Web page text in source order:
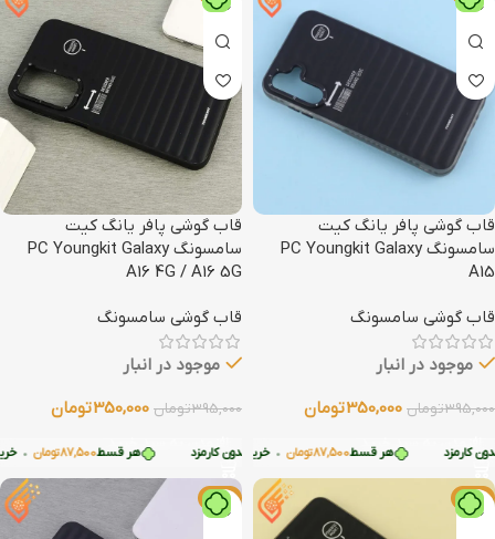
هر قسط87,500تومان • خرید قسطی با ترب‌پی بدون کارمزد کارمزد
قاب گوشی پافر یانگ کیت
سامسونگ PC Youngkit Galaxy
A15
قاب گوشی سامسونگ
موجود در انبار
395,000تومان 350,000تومان
افزودن به سبد خرید هر قسط87,500تومان • خرید هر قسط87,500 تومان • خرید قسطی با ترب‌پی بدون کارمزد
قاب گوشی پافر یانگ کیت
سامسونگ PC Youngkit Galaxy
A16 4G / A16 5G
قاب گوشی سامسونگ
موجود در انبار
395,000تومان 350,000تومان
افزودن به سبد خرید
-11%
-11%